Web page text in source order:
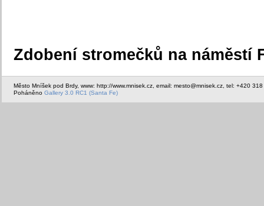
Zdobení stromečků na náměstí
Město Mníšek pod Brdy, www: http://www.mnisek.cz, email: mesto@mnisek.cz, tel: +420
Poháněno Gallery 3.0 RC1 (Santa Fe)